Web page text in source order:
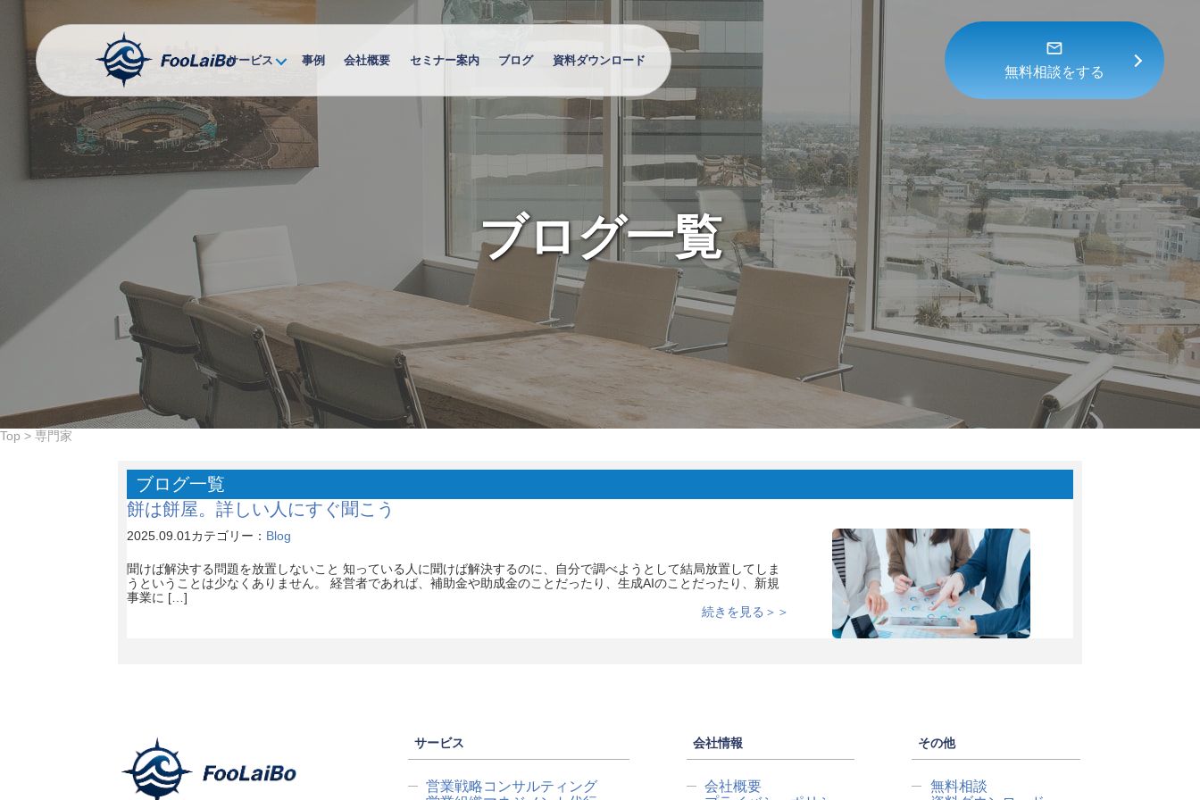
サービス 事例 会社概要 セミナー案内 ブログ 資料ダウンロード
無料相談をする
Top > 専門家
ブログ一覧
ブログ一覧
餅は餅屋。詳しい人にすぐ聞こう
2025.09.01 カテゴリー： Blog
聞けば解決する問題を放置しないこと 知っている人に聞けば解決するのに、自分で調べようとして結局放置してしま
うということは少なくありません。 経営者であれば、補助金や助成金のことだったり、生成AIのことだったり、新規
事業に […]
続きを見る＞＞
サービス
営業戦略コンサルティング
会社情報
会社概要
その他
無料相談